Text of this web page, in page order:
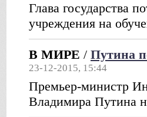
Глава государства
учреждения на
В МИРЕ / Путина
23-12-2015, 15:44
Премьер-министр
Владимира Путина